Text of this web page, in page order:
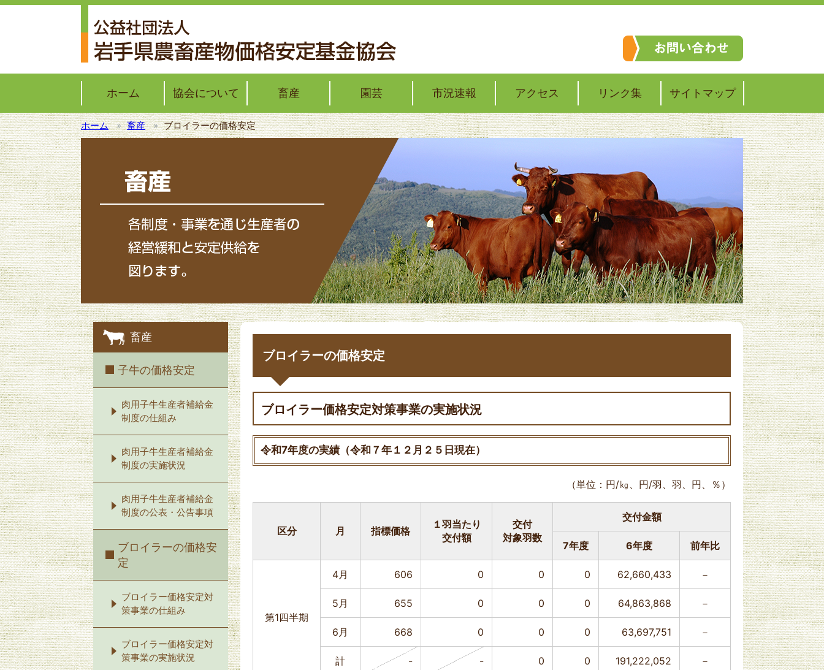
ホーム 協会について
協会概要
協会レポート
畜産
子牛の価格安定
ブロイラーの価格安定
モットー君通信簿
園芸
野菜・花の価格安定
野菜の出荷安定
加工・業務用野菜の対策
果樹の経営支援
果樹の技術・経営コンクール
市況速報
畜産
いわて純情野菜市況情報
アクセス リンク集 サイトマップ
ホーム 畜産 ブロイラーの価格安定
ブロイラーの価格安定
ブロイラー価格安定対策事業の実施状況
令和7年度の実績（令和７年１２月２５日現在）
（単位：円/㎏、円/羽、羽、円、％）
区分 月 指標価格
１羽当たり
交付額
交付
対象羽数
交付金額
7年度 6年度 前年比
第1四半期
4月 606 0 0 0 62,660,433 －
5月 655 0 0 0 64,863,868 －
6月 668 0 0 0 63,697,751 －
計 - - 0 0 191,222,052 －
畜産
子牛の価格安定
肉用子牛生産者補給金
制度の仕組み
肉用子牛生産者補給金
制度の実施状況
肉用子牛生産者補給金
制度の公表・公告事項
ブロイラーの価格安
定
ブロイラー価格安定対
策事業の仕組み
ブロイラー価格安定対
策事業の実施状況